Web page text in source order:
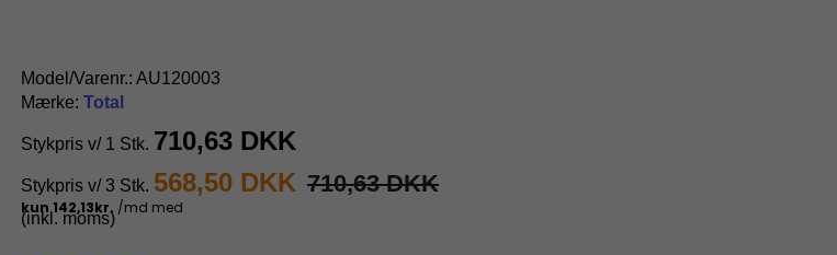
Model/Varenr.: AU120003
Mærke: Total
Stykpris v/ 1 Stk. 710,63 DKK
Stykpris v/ 3 Stk. 568,50 DKK 710,63 DKK
(inkl. moms)